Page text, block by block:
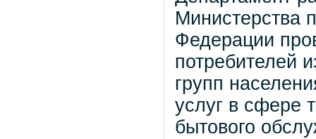
Министерства
Федерации
потребителей
групп
услуг в сфере
бытового